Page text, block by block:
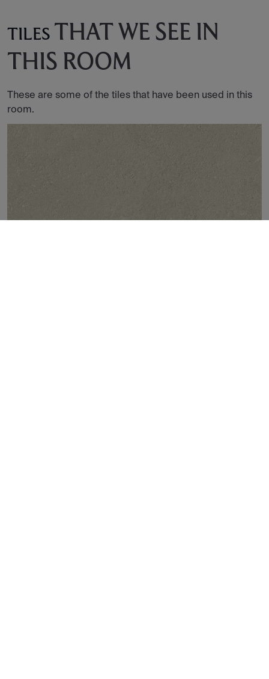
TILES THAT WE SEE IN
THIS ROOM
These are some of the tiles that have been used in this
room.